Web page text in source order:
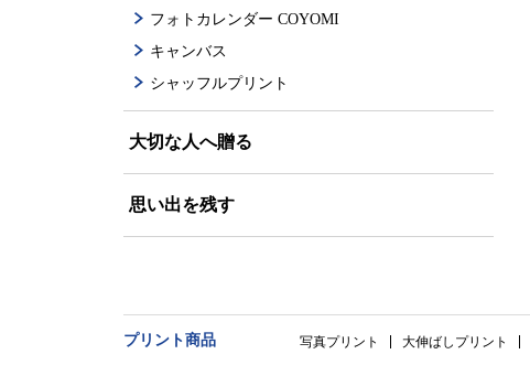
フォトカレンダー COYOMI
キャンバス
シャッフルプリント
大切な人へ贈る
思い出を残す
プリント商品 写真プリント 大伸ばしプリント